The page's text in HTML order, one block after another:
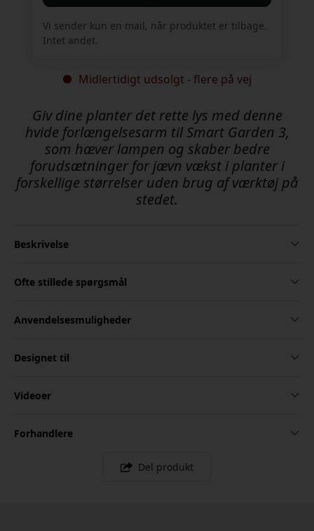
Vi sender kun en mail, når produktet er tilbage.
Intet andet.
Midlertidigt udsolgt - flere på vej
Giv dine planter det rette lys med denne
hvide forlængelsesarm til Smart Garden 3,
som hæver lampen og skaber bedre
forudsætninger for jævn vækst i planter i
forskellige størrelser uden brug af værktøj på
stedet.
Beskrivelse
Ofte stillede spørgsmål
Anvendelsesmuligheder
Designet til
Videoer
Forhandlere
Del produkt